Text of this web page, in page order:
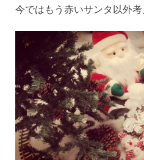
今ではもう赤いサンタ以外考